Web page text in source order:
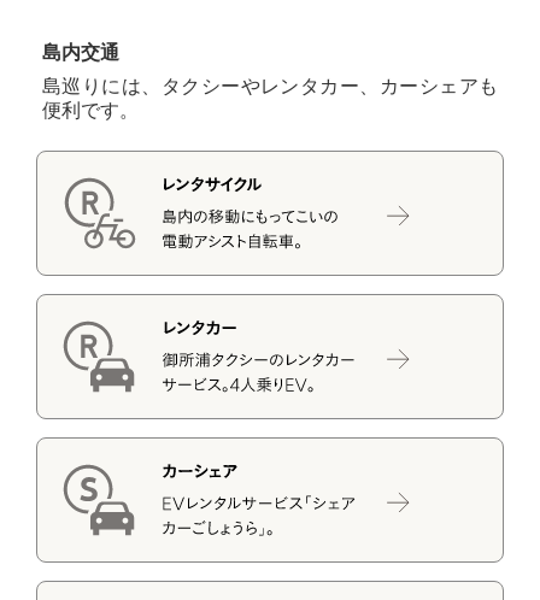
島内交通
島巡りには、タクシーやレンタカー、カーシェアも
便利です。